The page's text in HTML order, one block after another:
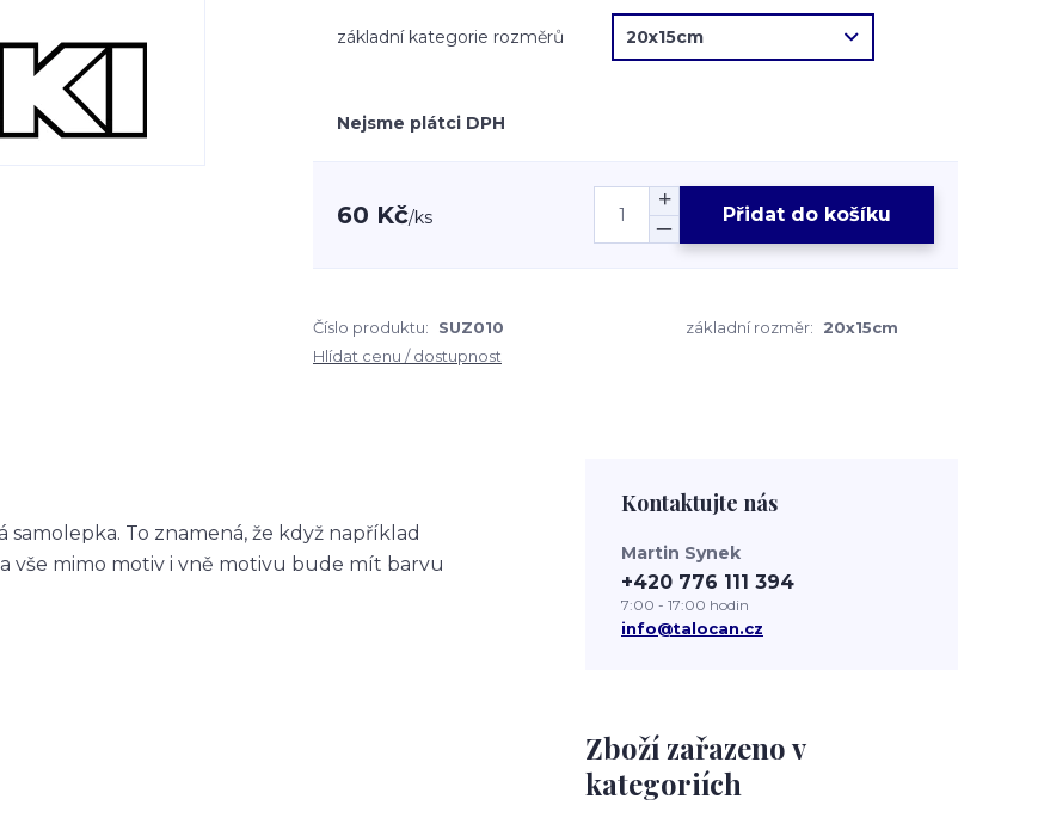
základní kategorie rozměrů
Nejsme plátci DPH
60 Kč/ks Přidat do košíku
Číslo produktu: SUZ010 základní rozměr:
20x15cm
Hlídat cenu / dostupnost
To znamená, že když například
mimo motiv i vně motivu bude mít barvu
Zboží zařazeno v
kategoriích
Kontaktujte nás
Martin Synek
+420 776 111 394
7:00 - 17:00 hodin
info@talocan.cz